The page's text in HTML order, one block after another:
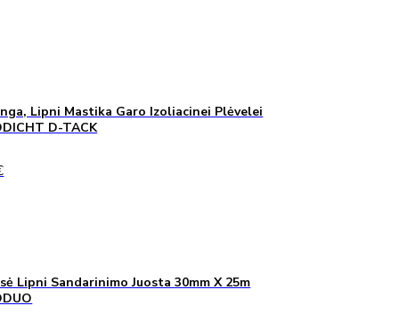
Lipni Mastika Garo Izoliacinei Plėvelei
D-TACK
Lipni Sandarinimo Juosta 30mm X 25m